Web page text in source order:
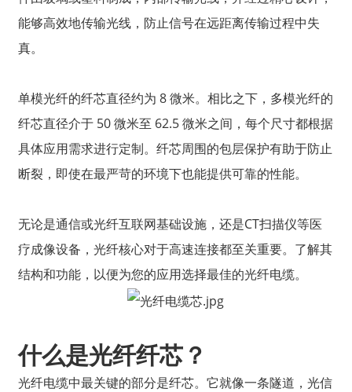
能够高效地传输光线，防止信号在远距离传输过程中失
真。
单模光纤的纤芯直径约为 8 微米。相比之下，多模光纤的
纤芯直径介于 50 微米至 62.5 微米之间，每个尺寸都根据
具体应用需求进行定制。纤芯周围的包层保护有助于防止
断裂，即使在最严苛的环境下也能提供可靠的性能。
无论是通信或光纤互联网基础设施，还是CT扫描仪等医
疗成像设备，光纤核心对于高速连接都至关重要。了解其
结构和功能，以便为您的应用选择最佳的光纤电缆。
什么是光纤纤芯？
光纤电缆中最关键的部分是纤芯。它就像一条隧道，光信